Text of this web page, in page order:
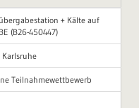
+ Kälte auf
(B26-450447)
Teilnahmewettbewerb